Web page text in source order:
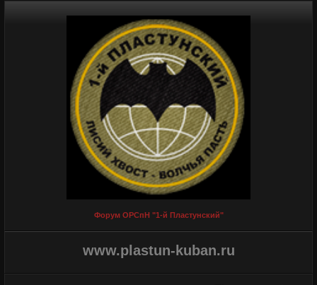
Форум ОРСпН "1-й Пластунский"
www.plastun-kuban.ru